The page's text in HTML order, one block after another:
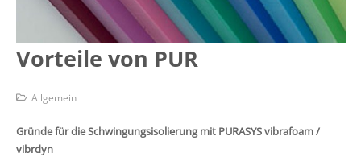
Vorteile von PUR
Allgemein
Gründe für die Schwingungsisolierung mit PURASYS vibrafoam /
vibrdyn